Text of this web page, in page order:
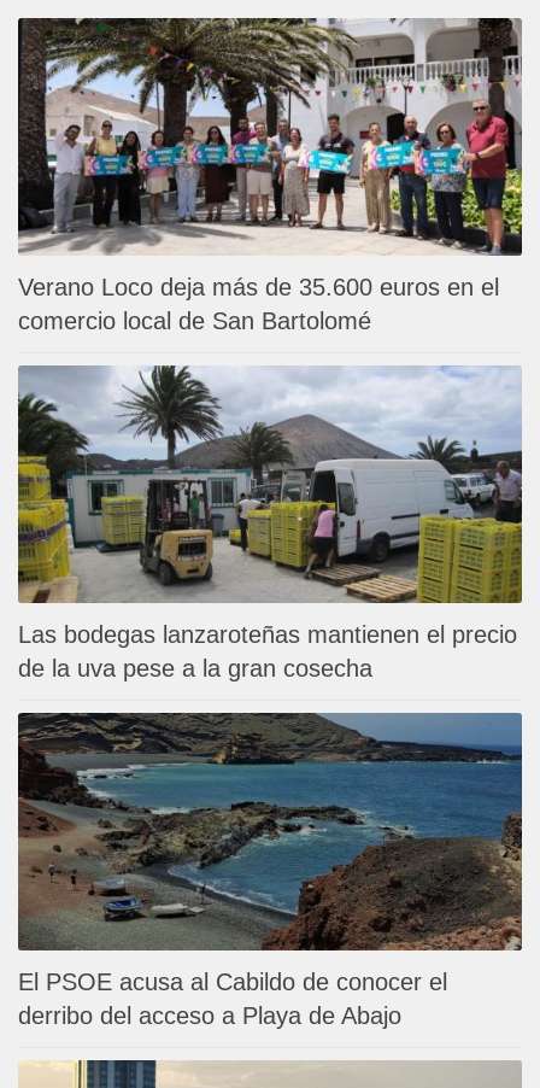
Verano Loco deja más de 35.600 euros en el
comercio local de San Bartolomé
Las bodegas lanzaroteñas mantienen el precio
de la uva pese a la gran cosecha
El PSOE acusa al Cabildo de conocer el
derribo del acceso a Playa de Abajo